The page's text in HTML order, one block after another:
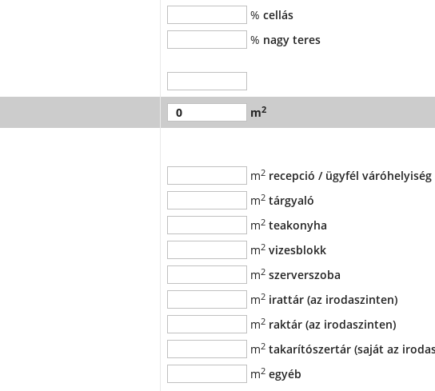
% cellás
% nagy teres
m2
m2 recepció / ügyfél váróhelyiség
m2 tárgyaló
m2 teakonyha
m2 vizesblokk
m2 szerverszoba
m2 irattár (az irodaszinten)
m2 raktár (az irodaszinten)
m2 takarítószertár (saját az
m2 egyéb